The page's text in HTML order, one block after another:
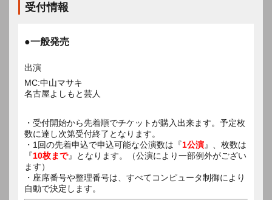
受付情報
●一般発売
出演
MC:中山マサキ
名古屋よしもと芸人
・受付開始から先着順でチケットが購入出来ます。予定枚
数に達し次第受付終了となります。
・1回の先着申込で申込可能な公演数は『1公演』、枚数は
『10枚まで』となります。（公演により一部例外がござい
ます）
・座席番号や整理番号は、すべてコンピュータ制御により
自動で決定します。